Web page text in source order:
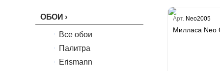
ОБОИ
Все обои
Палитра
Палитра
Erismann
Арт. Neo2005
Милласа Neo